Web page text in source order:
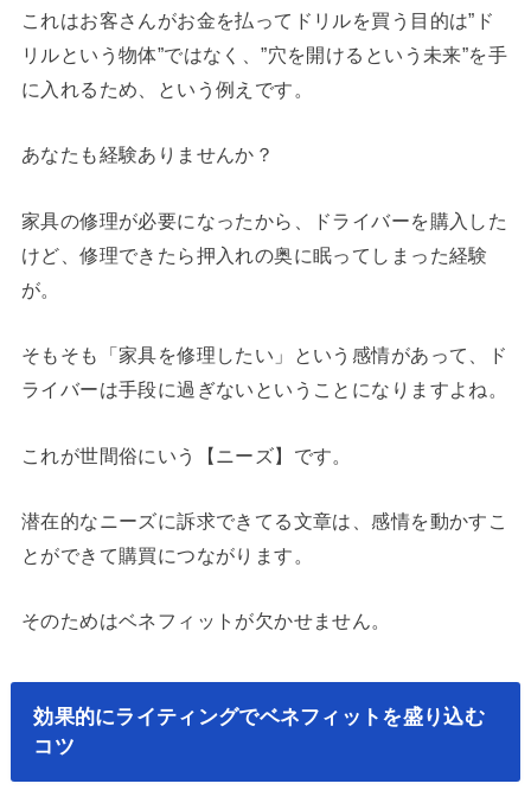
これはお客さんがお金を払ってドリルを買う目的は”ド
リルという物体”ではなく、”穴を開けるという未来”を手
に入れるため、という例えです。
あなたも経験ありませんか？
家具の修理が必要になったから、ドライバーを購入した
けど、修理できたら押入れの奥に眠ってしまった経験
が。
そもそも「家具を修理したい」という感情があって、ド
ライバーは手段に過ぎないということになりますよね。
これが世間俗にいう【ニーズ】です。
潜在的なニーズに訴求できてる文章は、感情を動かすこ
とができて購買につながります。
そのためはベネフィットが欠かせません。
効果的にライティングでベネフィットを盛り込む
コツ